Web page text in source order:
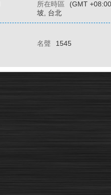
所在時區
(GMT
坡, 台北
名聲
1545